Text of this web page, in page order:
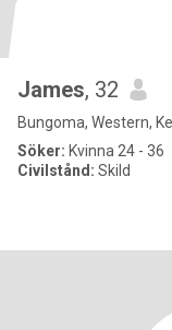
James, 32
Bungoma, Western,
Söker: Kvinna 24 - 36
Civilstånd: Skild